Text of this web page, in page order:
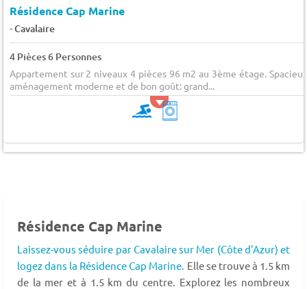
Résidence Cap Marine
-Cavalaire
4 Pièces 6 Personnes
Appartement sur 2 niveaux 4 pièces 96 m2 au 3ème étage.
aménagement moderne et de bon goût: grand...
Résidence Cap Marine
Laissez-vous séduire par Cavalaire sur Mer (Côte d'Azur) et
logez dans la Résidence Cap Marine. Elle se trouve à 1.5 km
de la mer et à 1.5 km du centre. Explorez les nombreux